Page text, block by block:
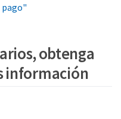
pago"
obtenga
información